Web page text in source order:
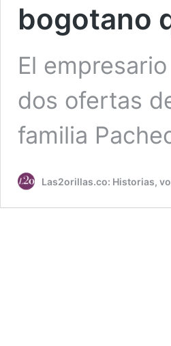
bogotano
El
dos ofertas
familia
Las2orillas.co: Historias,